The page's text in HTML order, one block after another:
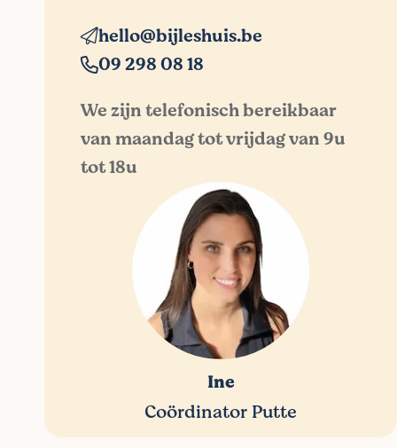
hello@bijleshuis.be
09 298 08 18
We zijn telefonisch bereikbaar
van maandag tot vrijdag van 9u
tot 18u
Ine
Coördinator Putte